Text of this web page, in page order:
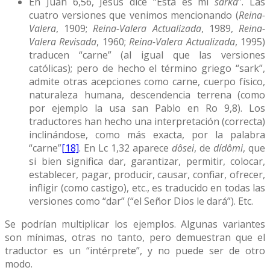
cuatro versiones que venimos mencionando (Reina-
Valera, 1909;Reina-Valera Actualizada, 1989,Reina-
Valera Revisada, 1960;Reina-Valera Actualizada, 1995)
traducen “carne” (al igual que las versiones
católicas); pero de hecho el término griego “sark”,
admite otras acepciones como carne, cuerpo físico,
naturaleza humana, descendencia terrena (como
por ejemplo la usa san Pablo en Ro 9,8). Los
traductores han hecho una interpretación (correcta)
inclinándose, como más exacta, por la palabra
“carne”[18]. En Lc 1,32 aparece dôsei, de dídômi, que
si bien significa dar, garantizar, permitir, colocar,
establecer, pagar, producir, causar, confiar, ofrecer,
infligir (como castigo), etc., es traducido en todas las
versiones como “dar” (“el Señor Dios le dará”). Etc.
Se podrían multiplicar los ejemplos. Algunas variantes
son mínimas, otras no tanto, pero demuestran que el
traductor es un “intérprete”, y no puede ser de otro
modo.